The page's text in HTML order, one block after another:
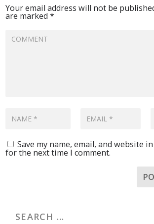
Your email address will not be
are marked*
Save my name, email, and website
for the next time I comment.